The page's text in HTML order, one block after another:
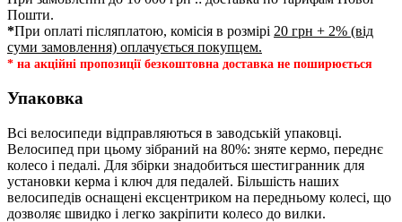
Пошти.
*При оплаті післяплатою, комісія в розмірі 20 грн + 2% (від
суми замовлення) оплачується покупцем.
* на акційні пропозиції безкоштовна доставка не поширюється
Упаковка
Всі велосипеди відправляються в заводській упаковці.
Велосипед при цьому зібраний на 80%: зняте кермо, переднє
колесо і педалі. Для збірки знадобиться шестигранник для
установки керма і ключ для педалей. Більшість наших
велосипедів оснащені ексцентриком на передньому колесі, що
дозволяє швидко і легко закріпити колесо до вилки.